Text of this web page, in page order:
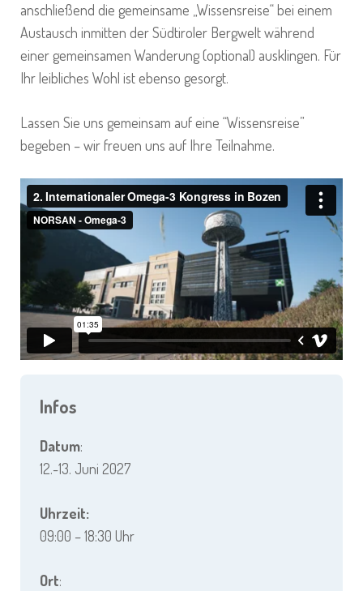
anschließend die gemeinsame „Wissensreise“ bei einem
Austausch inmitten der Südtiroler Bergwelt während
einer gemeinsamen Wanderung (optional) ausklingen. Für
Ihr leibliches Wohl ist ebenso gesorgt.
Lassen Sie uns gemeinsam auf eine “Wissensreise”
begeben – wir freuen uns auf Ihre Teilnahme.
Infos
Datum:
12.-13. Juni 2027
Uhrzeit:
09:00 – 18:30 Uhr
Ort: